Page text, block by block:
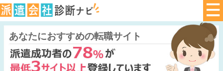
あなたにおすすめの転職サイト